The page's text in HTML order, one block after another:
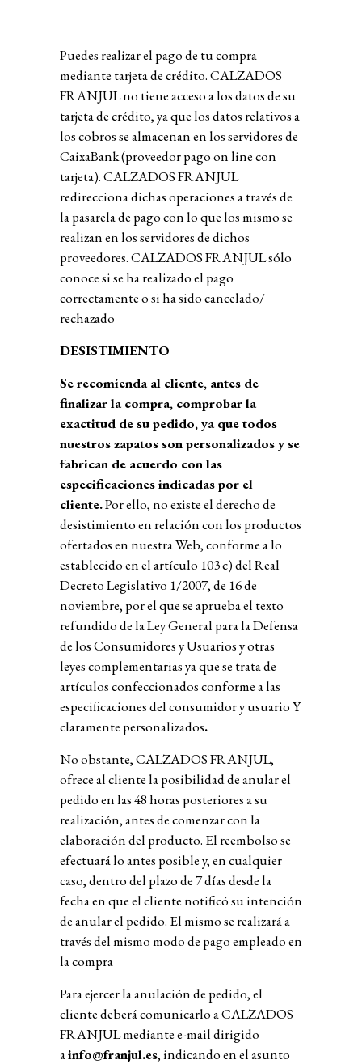
Puedes realizar el pago de tu compra
mediante tarjeta de crédito. CALZADOS
FRANJUL no tiene acceso a los datos de su
tarjeta de crédito, ya que los datos relativos a
los cobros se almacenan en los servidores de
CaixaBank (proveedor pago on line con
tarjeta). CALZADOS FRANJUL
redirecciona dichas operaciones a través de
la pasarela de pago con lo que los mismo se
realizan en los servidores de dichos
proveedores. CALZADOS FRANJUL sólo
conoce si se ha realizado el pago
correctamente o si ha sido cancelado/
rechazado
DESISTIMIENTO
Se recomienda al cliente, antes de
finalizar la compra, comprobar la
exactitud de su pedido, ya que todos
nuestros zapatos son personalizados y se
fabrican de acuerdo con las
especificaciones indicadas por el
cliente.Por ello, no existe el derecho de
desistimiento en relación con los productos
ofertados en nuestra Web, conforme a lo
establecido en el artículo 103 c) del Real
Decreto Legislativo 1/2007, de 16 de
noviembre, por el que se aprueba el texto
refundido de la Ley General para la Defensa
de los Consumidores y Usuarios y otras
leyes complementarias ya que se trata de
artículos confeccionados conforme a las
especificaciones del consumidor y usuario Y
claramente personalizados.
No obstante, CALZADOS FRANJUL,
ofrece al cliente la posibilidad de anular el
pedido en las 48 horas posteriores a su
realización, antes de comenzar con la
elaboración del producto. El reembolso se
efectuará lo antes posible y, en cualquier
caso, dentro del plazo de 7 días desde la
fecha en que el cliente notificó su intención
de anular el pedido. El mismo se realizará a
través del mismo modo de pago empleado en
la compra
Para ejercer la anulación de pedido, el
cliente deberá comunicarlo a CALZADOS
FRANJUL mediante e-mail dirigido
ainfo@franjul.es, indicando en el asunto